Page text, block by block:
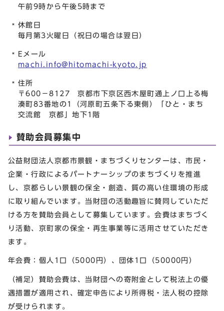
午前9時から午後5時まで
休館日
毎月第3火曜日（祝日の場合は翌日）
Eメール
machi.info@hitomachi-kyoto.jp
住所
〒600－8127 京都市下京区西木屋町通上ノ口上る梅
湊町83番地の1（河原町五条下る東側）「ひと・まち
交流館 京都」地下1階
賛助会員募集中
公益財団法人京都市景観・まちづくりセンターは、市民・
企業・行政によるパートナーシップのまちづくりを推進
し、京都らしい景観の保全・創造、質の高い住環境の形成
に取り組んでいます。当財団の活動趣旨に賛同していただ
ける方を賛助会員として募集しています。会費はまちづく
り活動、京町家の保全・再生事業等に活用させていただき
ます。
年会費：個人1口（5000円）、団体1口（50000円）
（補足）賛助会費は、当財団への寄附金として税法上の優
遇措置が適用され、確定申告により所得税・法人税の控除
が受けられます。